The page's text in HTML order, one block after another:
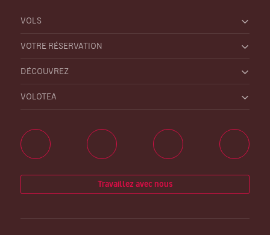
VOLS
VOTRE RÉSERVATION
DÉCOUVREZ
VOLOTEA
Travaillez avec nous